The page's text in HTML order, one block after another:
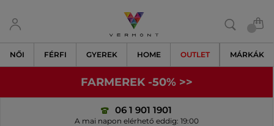
NŐI FÉRFI GYEREK HOME OUTLET MÁRKÁK
FARMEREK -50% >>
06 1 901 1901
A mai napon elérhető eddig: 19:00